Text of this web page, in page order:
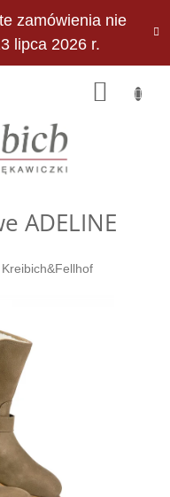
zamówienia nie
lipca 2026 r.
ADELINE
Kreibich&Fellhof